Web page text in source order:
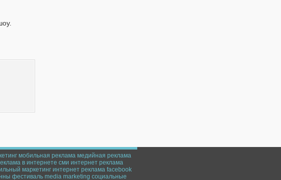
мобильная реклама медийная реклама
в интернете сми интернет реклама
маркетинг интернет реклама facebook
фестиваль media marketing социальные